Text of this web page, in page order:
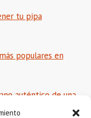
tu pipa
populares en
auténtico de una